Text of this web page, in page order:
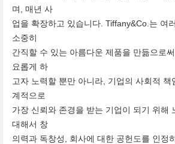
며, 매년 사
업을 확장하고 있습니다. Tiffany&Co.는 여
소중히
간직할 수 있는 아름다운 제품을 만듦으로
요롭게 하
고자 노력할 뿐만 아니라, 기업의 사회적 책
계적으로
가장 신뢰와 존경을 받는 기업이 되기 위해
대해서 창
의력과 독창성, 회사에 대한 공헌도를 인정